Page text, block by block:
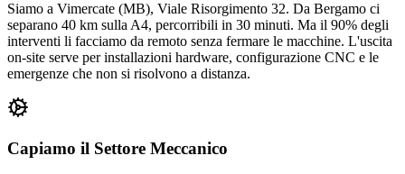
Siamo a Vimercate (MB), Viale Risorgimento 32. Da Bergamo ci
separano 40 km sulla A4, percorribili in 30 minuti. Ma il 90% degli
interventi li facciamo da remoto senza fermare le macchine. L'uscita
on-site serve per installazioni hardware, configurazione CNC e le
emergenze che non si risolvono a distanza.
Capiamo il Settore Meccanico